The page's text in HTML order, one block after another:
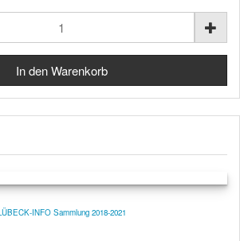
INFO Sammlung 2018-2021